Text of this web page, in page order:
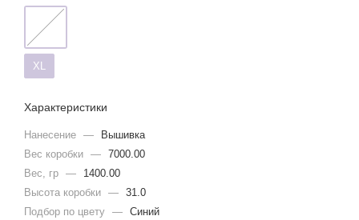
XL
Характеристики
Нанесение —
Вышивка
Вес коробки — 7000.00
Вес, гр —
1400.00
Высота коробки — 31.0
Подбор по цвету — Синий